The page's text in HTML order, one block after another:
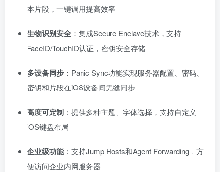
本片段，一键调用提高效率
生物识别安全 ：集成Secure Enclave技术，支持
FaceID/TouchID认证，密钥安全存储
多设备同步 ：Panic Sync功能实现服务器配置、密码、
密钥和片段在iOS设备间无缝同步
高度可定制 ：提供多种主题、字体选择，支持自定义
iOS键盘布局
企业级功能：支持Jump Hosts和Agent Forwarding，方
便访问企业内网服务器